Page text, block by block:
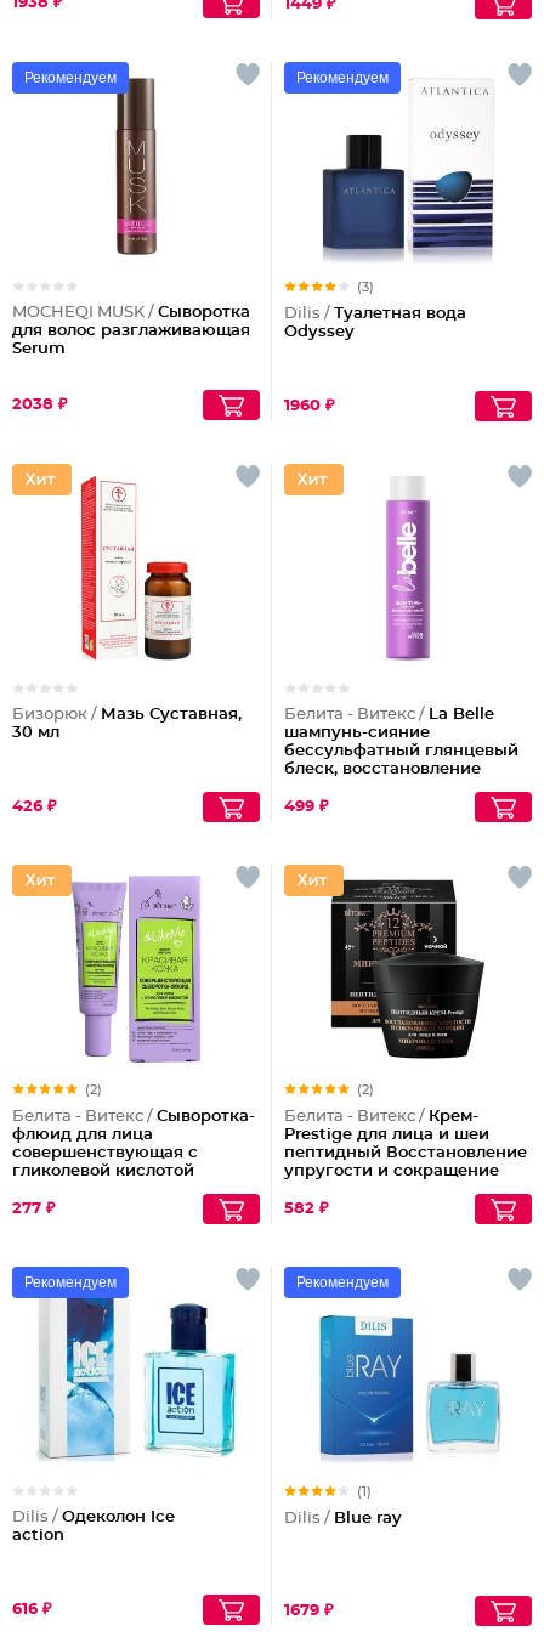
1449 ₽
Рекомендуем
MOCHEQI MUSK / Сыворотка
для волос разглаживающая
Serum
2038 ₽
Рекомендуем
(3)
Dilis / Туалетная вода
Odyssey
1960 ₽
Бизорюк / Мазь Суставная,
30 мл
426 ₽
Белита - Витекс / La Belle
шампунь-сияние
бессульфатный глянцевый
блеск, восстановление
499 ₽
(2)
Белита - Витекс / Сыворотка-
флюид для лица
совершенствующая с
гликолевой кислотой
277 ₽
(2)
Белита - Витекс / Крем-
Prestige для лица и шеи
пептидный Восстановление
упругости и сокращение
582 ₽
Рекомендуем
Dilis / Одеколон Ice
action
616 ₽
Рекомендуем
(1)
Dilis / Blue ray
1679 ₽